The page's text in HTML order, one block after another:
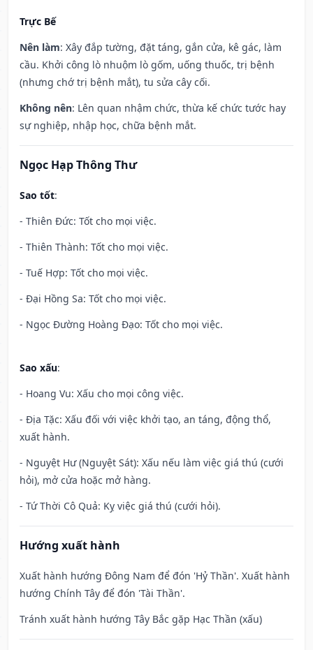
Trực Bế
Nên làm: Xây đắp tường, đặt táng, gắn cửa, kê gác, làm
cầu. Khởi công lò nhuộm lò gốm, uống thuốc, trị bệnh
(nhưng chớ trị bệnh mắt), tu sửa cây cối.
Không nên: Lên quan nhậm chức, thừa kế chức tước hay
sự nghiệp, nhập học, chữa bệnh mắt.
Ngọc Hạp Thông Thư
Sao tốt:
- Thiên Đức: Tốt cho mọi việc.
- Thiên Thành: Tốt cho mọi việc.
- Tuế Hợp: Tốt cho mọi việc.
- Đại Hồng Sa: Tốt cho mọi việc.
- Ngọc Đường Hoàng Đạo: Tốt cho mọi việc.
Sao xấu:
- Hoang Vu: Xấu cho mọi công việc.
- Địa Tặc: Xấu đối với việc khởi tạo, an táng, động thổ,
xuất hành.
- Nguyệt Hư (Nguyệt Sát): Xấu nếu làm việc giá thú (cưới
hỏi), mở cửa hoặc mở hàng.
- Tứ Thời Cô Quả: Kỵ việc giá thú (cưới hỏi).
Hướng xuất hành
Xuất hành hướng Đông Nam để đón 'Hỷ Thần'. Xuất hành
hướng Chính Tây để đón 'Tài Thần'.
Tránh xuất hành hướng Tây Bắc gặp Hạc Thần (xấu)